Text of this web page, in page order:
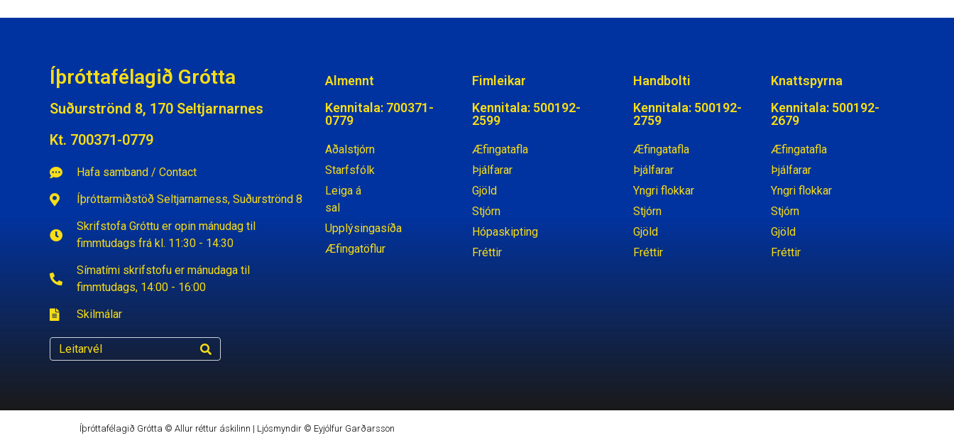
Íþróttafélagið Grótta
Suðurströnd 8, 170 Seltjarnarnes
Kt. 700371-0779
Hafa samband / Contact
Íþróttarmiðstöð Seltjarnarness, Suðurströnd 8
Skrifstofa Gróttu er opin mánudag til
fimmtudags frá kl. 11:30 - 14:30
Símatími skrifstofu er mánudaga til
fimmtudags, 14:00 - 16:00
Skilmálar
Almennt
Kennitala: 700371-
0779
Aðalstjórn
Starfsfólk
Leiga á
sal
Upplýsingasíða
Æfingatöflur
Fimleikar
Kennitala: 500192-
2599
Æfingatafla
Þjálfarar
Gjöld
Stjórn
Hópaskipting
Fréttir
Handbolti
Kennitala: 500192-
2759
Æfingatafla
Þjálfarar
Yngri flokkar
Stjórn
Gjöld
Fréttir
Knattspyrna
Kennitala: 500192-
2679
Æfingatafla
Þjálfarar
Yngri flokkar
Stjórn
Gjöld
Fréttir
Íþróttafélagið Grótta © Allur réttur áskilinn | Ljósmyndir © Eyjólfur Garðarsson